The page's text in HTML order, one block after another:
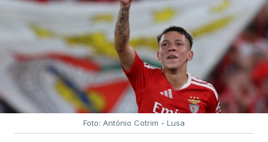
Foto: António Cotrim - Lusa